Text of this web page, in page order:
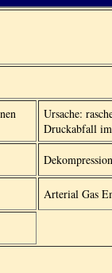
Ursache:
Druckabfall
Arterial Gas